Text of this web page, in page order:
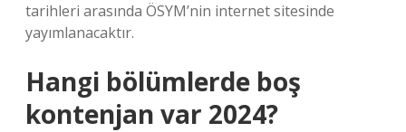
tarihleri ​​arasında ÖSYM’nin internet sitesinde
yayımlanacaktır.
Hangi bölümlerde boş
kontenjan var 2024?